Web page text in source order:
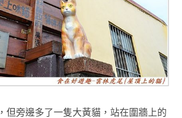
，但旁邊多了一隻大黃貓， 站在圍牆上的